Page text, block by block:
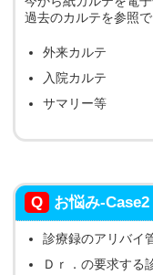
過去のカルテを参照で
外来カルテ
入院カルテ
サマリー等
Q お悩み-Case2
診療録のアリバイ
Ｄｒ．の要求する